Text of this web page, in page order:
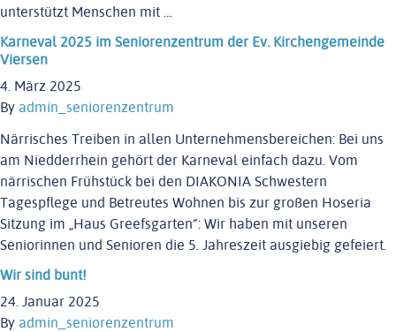
unterstützt Menschen mit …
Karneval 2025 im Seniorenzentrum der Ev. Kirchengemeinde
Viersen
4. März 2025
By admin_seniorenzentrum
Närrisches Treiben in allen Unternehmensbereichen: Bei uns
am Niedderrhein gehört der Karneval einfach dazu. Vom
närrischen Frühstück bei den DIAKONIA Schwestern
Tagespflege und Betreutes Wohnen bis zur großen Hoseria
Sitzung im „Haus Greefsgarten“: Wir haben mit unseren
Seniorinnen und Senioren die 5. Jahreszeit ausgiebig gefeiert.
Wir sind bunt!
24. Januar 2025
By admin_seniorenzentrum